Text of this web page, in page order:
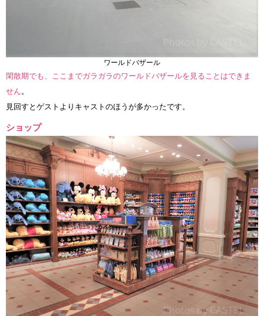
ワールドバザール
閑散期でも、ここまでガラガラのワールドバザールを見ることはできま
せん。
見回すとゲストよりキャストのほうが多かったです。
ショップ